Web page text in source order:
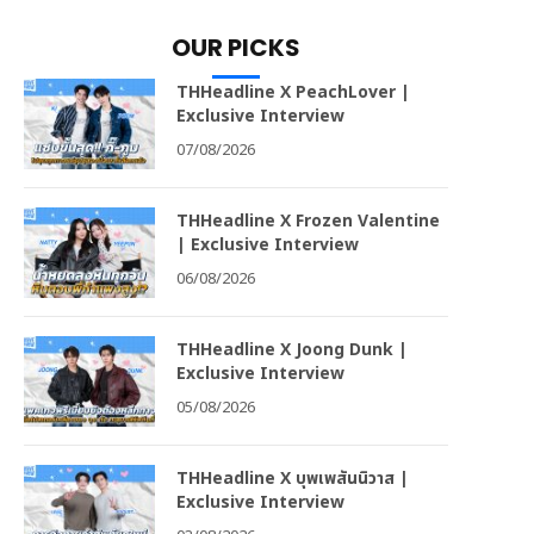
OUR PICKS
THHeadline X PeachLover |
Exclusive Interview
07/08/2026
THHeadline X Frozen Valentine
| Exclusive Interview
06/08/2026
THHeadline X Joong Dunk |
Exclusive Interview
05/08/2026
THHeadline X บุพเพสันนิวาส |
Exclusive Interview